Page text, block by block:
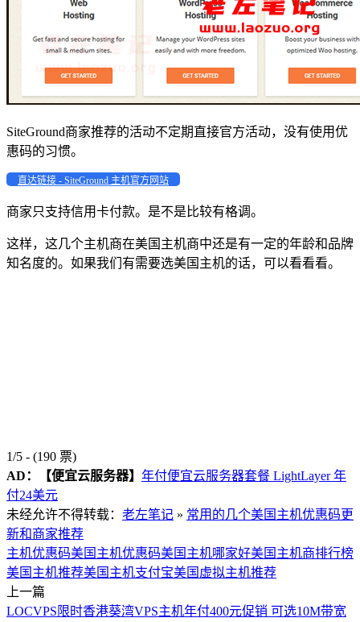
SiteGround商家推荐的活动不定期直接官方活动，没有使用优
惠码的习惯。
直达链接 - SiteGround 主机官方网站
商家只支持信用卡付款。是不是比较有格调。
这样，这几个主机商在美国主机商中还是有一定的年龄和品牌
知名度的。如果我们有需要选美国主机的话，可以看看看。
1/5 - (190 票)
AD：
【便宜云服务器】 年付便宜云服务器套餐 LightLayer 年
付24美元
未经允许不得转载： 老左笔记 » 常用的几个美国主机优惠码更
新和商家推荐
主机优惠码美国主机优惠码美国主机哪家好美国主机商排行榜
美国主机推荐美国主机支付宝美国虚拟主机推荐
上一篇
LOCVPS限时香港葵湾VPS主机年付400元促销 可选10M带宽